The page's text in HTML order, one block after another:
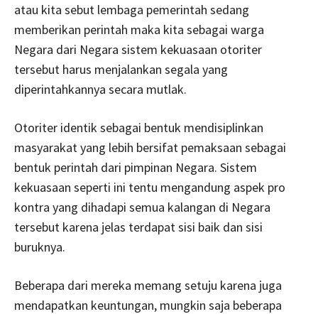
atau kita sebut lembaga pemerintah sedang
memberikan perintah maka kita sebagai warga
Negara dari Negara sistem kekuasaan otoriter
tersebut harus menjalankan segala yang
diperintahkannya secara mutlak.
Otoriter identik sebagai bentuk mendisiplinkan
masyarakat yang lebih bersifat pemaksaan sebagai
bentuk perintah dari pimpinan Negara. Sistem
kekuasaan seperti ini tentu mengandung aspek pro
kontra yang dihadapi semua kalangan di Negara
tersebut karena jelas terdapat sisi baik dan sisi
buruknya.
Beberapa dari mereka memang setuju karena juga
mendapatkan keuntungan, mungkin saja beberapa